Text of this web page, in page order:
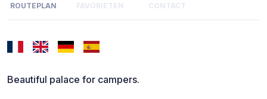
ROUTEPLAN FAVORIETEN CONTACT
Beautiful palace for campers.